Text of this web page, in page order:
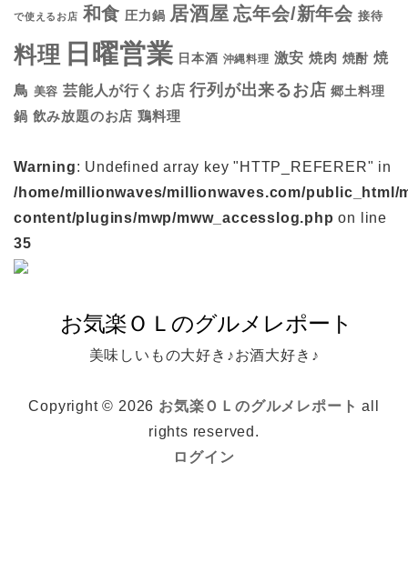
で使えるお店 和食 圧力鍋 居酒屋 忘年会/新年会 接待
料理 日曜営業 日本酒 沖縄料理 激安 焼肉 焼酎 焼
鳥 美容 芸能人が行くお店 行列が出来るお店 郷土料理
鍋 飲み放題のお店 鶏料理
Warning: Undefined array key "HTTP_REFERER" in
/home/millionwaves/millionwaves.com/public_html/
content/plugins/mwp/mww_accesslog.php on line
35
美味しいもの大好き♪お酒大好き♪
Copyright © 2026 お気楽ＯＬのグルメレポート all
rights reserved.
ログイン